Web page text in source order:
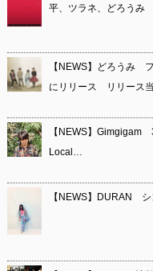
平、ツラネ、どろうみ
【NEWS】どろうみ
にリリース リリース
【NEWS】Gimgigam
Local…
【NEWS】DURAN